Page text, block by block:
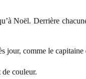
Noël. Derrière
jour, comme le capitaine
de couleur.